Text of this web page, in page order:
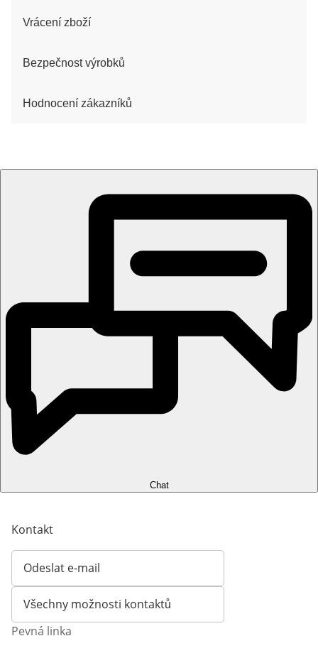
Vrácení zboží
Bezpečnost výrobků
Hodnocení zákazníků
Chat
Kontakt
Odeslat e-mail
Otevírá e-mailového klienta
Všechny možnosti kontaktů
Pevná linka